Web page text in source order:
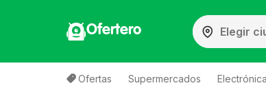
Ofertero
Ofertas Supermercados Electrónica